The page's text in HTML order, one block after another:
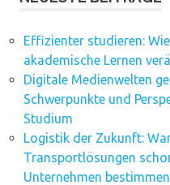
Effizienter studieren:
akademische Lernen
Digitale Medienwelten
Schwerpunkte und
Studium
Logistik der Zukunft:
Transportlösungen
Unternehmen bestimmen